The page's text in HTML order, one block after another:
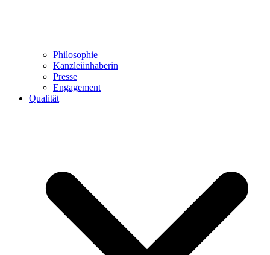
Philosophie
Kanzleiinhaberin
Presse
Engagement
Qualität